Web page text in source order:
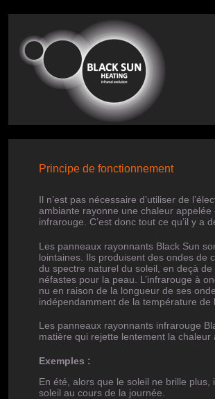
Principe de fonctionnement
Il n’est pas nécessaire d’utiliser de
ambiante rayonne une chaleur
infrarouge. C’est donc tout ce qu’il y a
Les panneaux rayonnants Black Sun
lointaines. Ils produisent des ondes de
du spectre naturel du soleil, en deçà
néfastes pour la peau. L’infrarouge à
nu en raison de la longueur de ses
indépendamment de la température de
Les panneaux rayonnants infrarouge
matière qui rejette lentement la
Exemples :
En été, alors que le soleil ne brille
soleil au cours de la journée.